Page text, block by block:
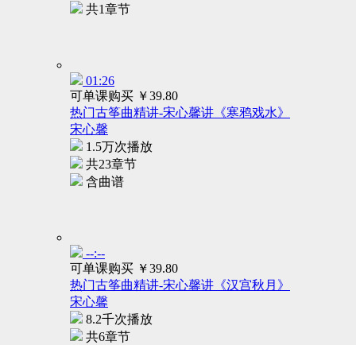
共1章节
01:26
可单课购买 ￥39.80
热门古筝曲精讲-宋心馨讲《寒鸦戏水》
宋心馨
1.5万次播放
共23章节
含曲谱
--:--
可单课购买 ￥39.80
热门古筝曲精讲-宋心馨讲《汉宫秋月》
宋心馨
8.2千次播放
共6章节